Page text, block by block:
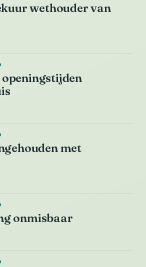
wethouder van
met
onmisbaar